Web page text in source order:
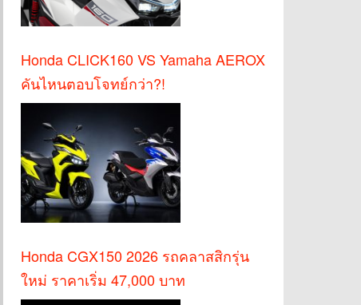
Honda CLICK160 VS Yamaha AEROX
คันไหนตอบโจทย์กว่า?!
Honda CGX150 2026 รถคลาสสิกรุ่น
ใหม่ ราคาเริ่ม 47,000 บาท